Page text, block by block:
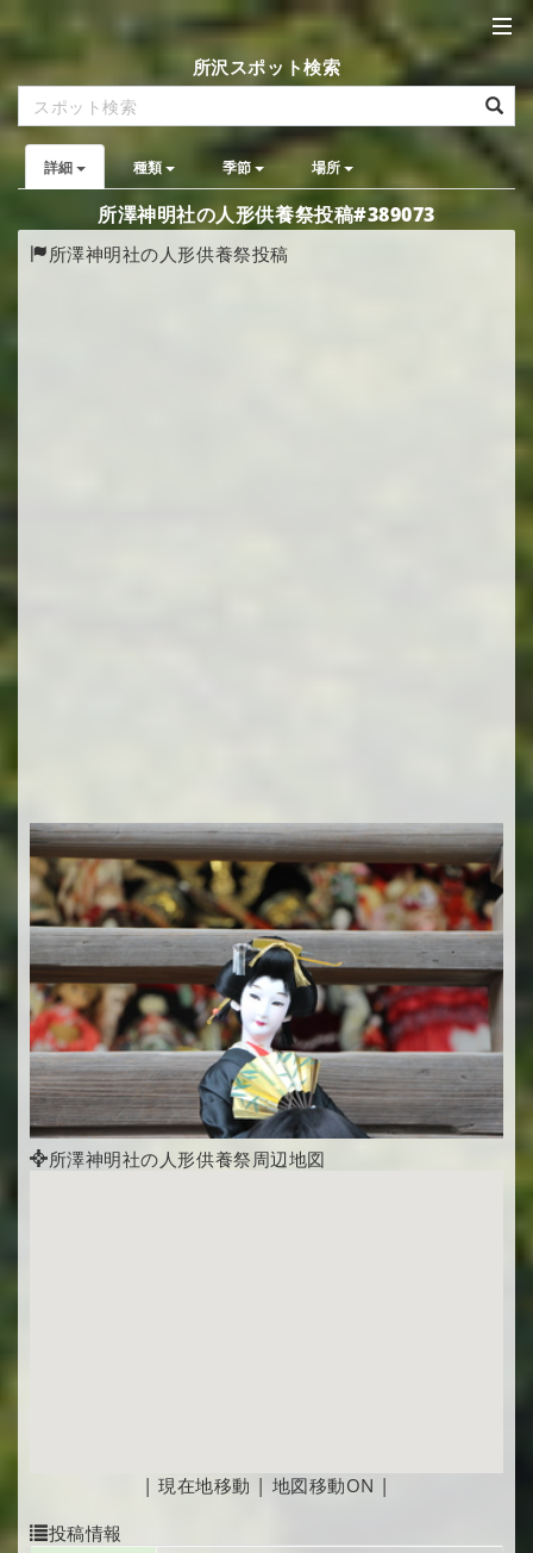
所沢スポット検索
詳細 種類 季節 場所
所澤神明社の人形供養祭投稿#389073
所澤神明社の人形供養祭投稿
所澤神明社の人形供養祭周辺地図
|現在地移動 | 地図移動ON |
投稿情報